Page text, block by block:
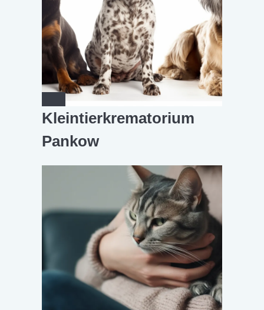
Kleintierkrematorium
Pankow